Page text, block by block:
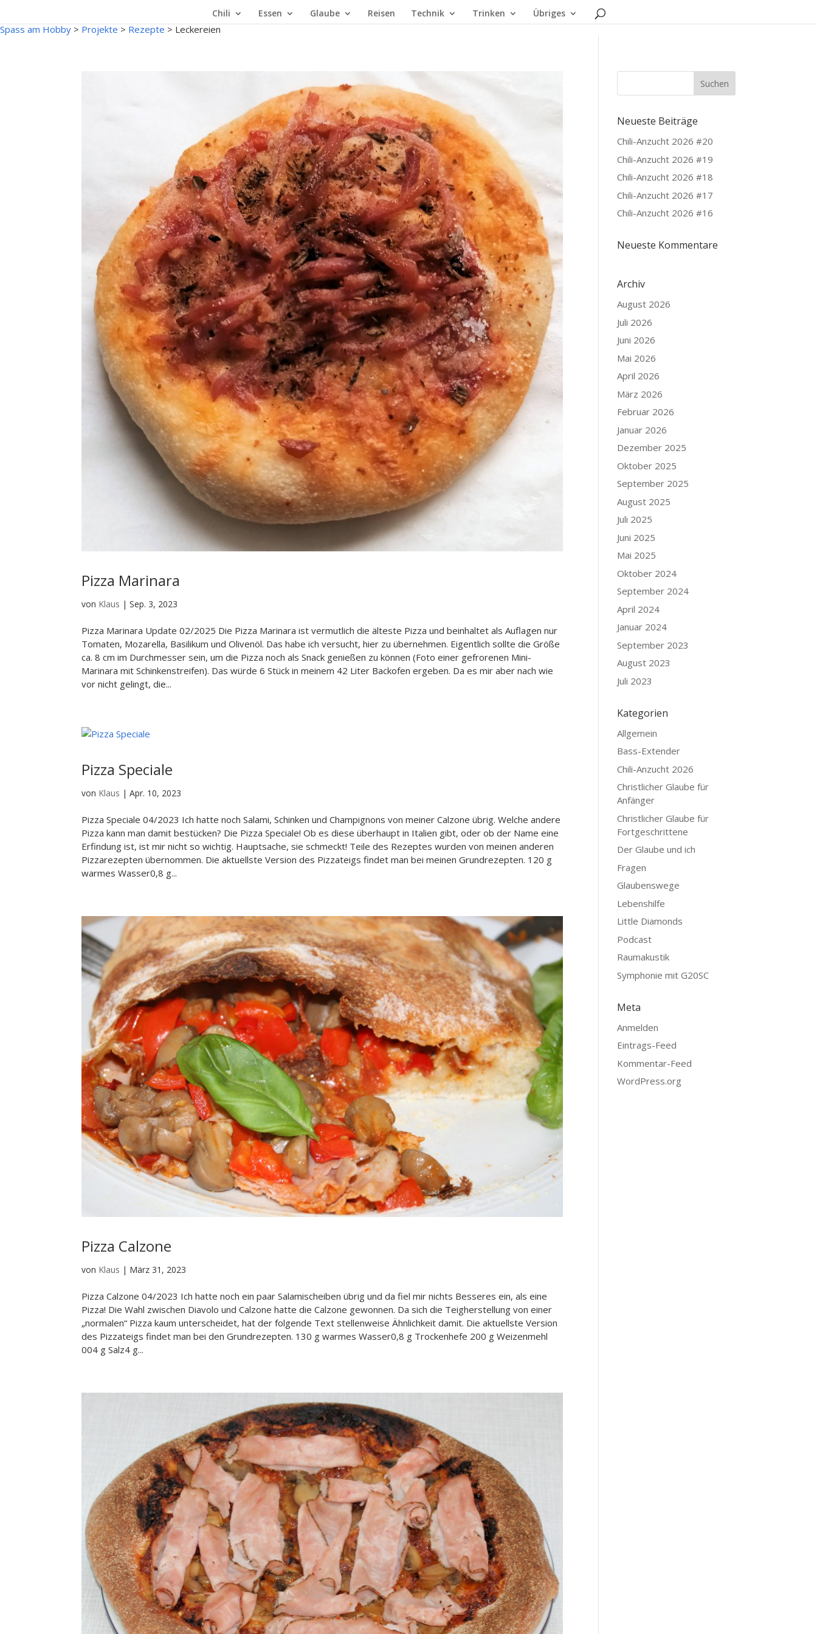
Chili Essen Glaube Reisen Technik Trinken Übriges
Spass am Hobby > Projekte > Rezepte > Leckereien
Pizza Marinara
von Klaus |Sep. 3, 2023
Pizza Marinara Update 02/2025 Die Pizza Marinara ist vermutlich die älteste Pizza und beinhaltet als Auflagen nur
Tomaten, Mozarella, Basilikum und Olivenöl. Das habe ich versucht, hier zu übernehmen. Eigentlich sollte die Größe
ca. 8 cm im Durchmesser sein, um die Pizza noch als Snack genießen zu können (Foto einer gefrorenen Mini-
Marinara mit Schinkenstreifen). Das würde 6 Stück in meinem 42 Liter Backofen ergeben. Da es mir aber nach wie
vor nicht gelingt, die...
Pizza Speciale
von Klaus |Apr. 10, 2023
Pizza Speciale 04/2023 Ich hatte noch Salami, Schinken und Champignons von meiner Calzone übrig. Welche andere
Pizza kann man damit bestücken? Die Pizza Speciale! Ob es diese überhaupt in Italien gibt, oder ob der Name eine
Erfindung ist, ist mir nicht so wichtig. Hauptsache, sie schmeckt! Teile des Rezeptes wurden von meinen anderen
Pizzarezepten übernommen. Die aktuellste Version des Pizzateigs findet man bei meinen Grundrezepten. 120 g
warmes Wasser0,8 g...
Pizza Calzone
von Klaus | März 31, 2023
Pizza Calzone 04/2023 Ich hatte noch ein paar Salamischeiben übrig und da fiel mir nichts Besseres ein, als eine
Pizza! Die Wahl zwischen Diavolo und Calzone hatte die Calzone gewonnen. Da sich die Teigherstellung von einer
„normalen“ Pizza kaum unterscheidet, hat der folgende Text stellenweise Ähnlichkeit damit. Die aktuellste Version
des Pizzateigs findet man bei den Grundrezepten. 130 g warmes Wasser0,8 g Trockenhefe 200 g Weizenmehl
004 g Salz4 g...
Neueste Beiträge
Chili-Anzucht 2026 #20
Chili-Anzucht 2026 #19
Chili-Anzucht 2026 #18
Chili-Anzucht 2026 #17
Chili-Anzucht 2026 #16
Neueste Kommentare
Archiv
August 2026
Juli 2026
Juni 2026
Mai 2026
April 2026
März 2026
Februar 2026
Januar 2026
Dezember 2025
Oktober 2025
September 2025
August 2025
Juli 2025
Juni 2025
Mai 2025
Oktober 2024
September 2024
April 2024
Januar 2024
September 2023
August 2023
Juli 2023
Kategorien
Allgemein
Bass-Extender
Chili-Anzucht 2026
Christlicher Glaube für
Anfänger
Christlicher Glaube für
Fortgeschrittene
Der Glaube und ich
Fragen
Glaubenswege
Lebenshilfe
Little Diamonds
Podcast
Raumakustik
Symphonie mit G20SC
Meta
Anmelden
Eintrags-Feed
Kommentar-Feed
WordPress.org